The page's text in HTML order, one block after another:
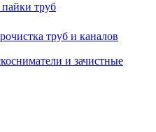
труб
труб и каналов
и зачистные